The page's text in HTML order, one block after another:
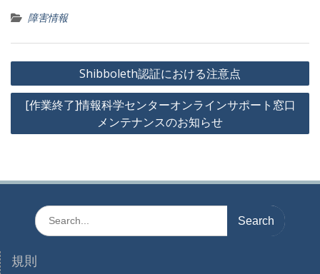
障害情報
投
稿
ビ
Shibboleth認証における注意点
[作業終了]情報科学センターオンラインサポート窓口
メンテナンスのお知らせ
Search
for:
規則